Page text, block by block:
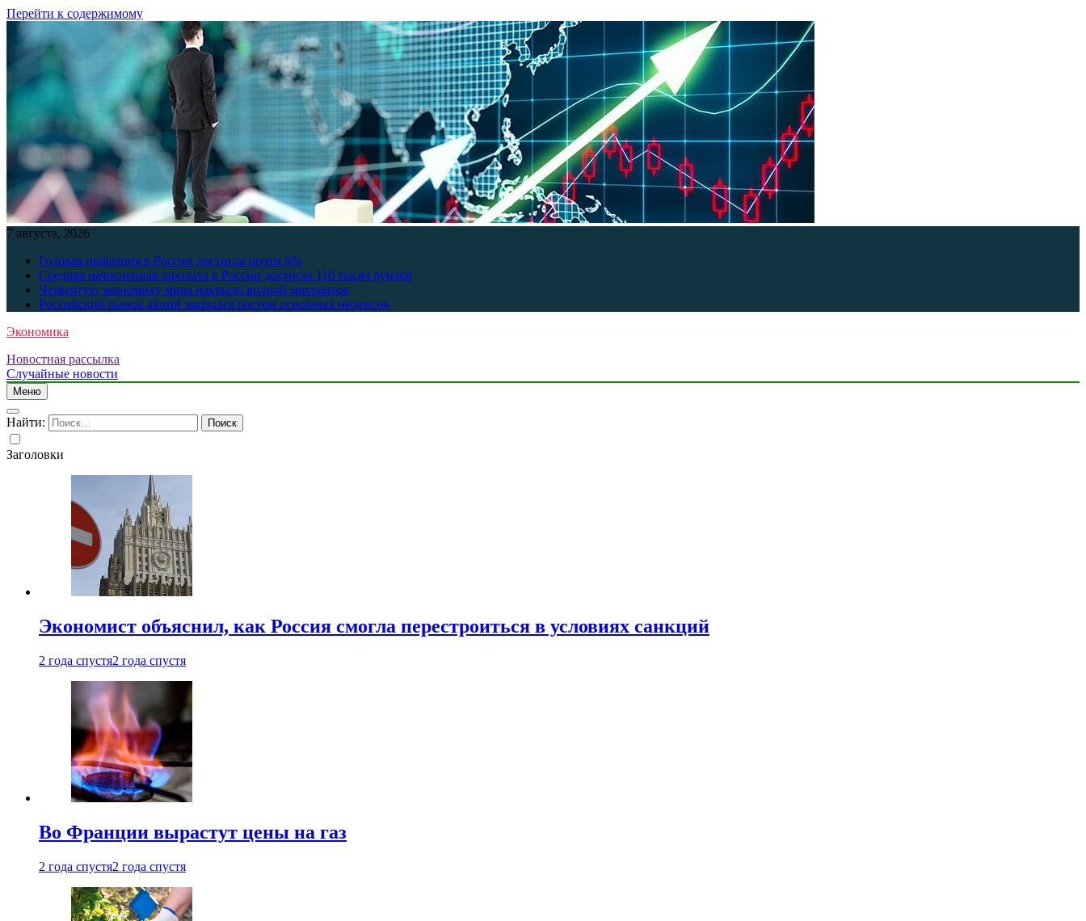
Перейти к содержимому
7 августа, 2026
Годовая инфляция в России достигла почти 6%
Средняя начисленная зарплата в России достигла 110 тысяч рублей
Четвертую экономику мира накрыло волной мигрантов
Российский рынок акций закрылся ростом основных индексов
Экономика
Новостная рассылка
Случайные новости
Меню
Найти:
Заголовки
Экономист объяснил, как Россия смогла перестроиться в условиях санкций
2 года спустя2 года спустя
Во Франции вырастут цены на газ
2 года спустя2 года спустя